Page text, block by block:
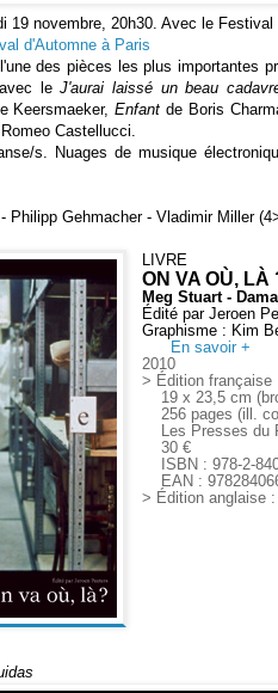
19 novembre, 20h30. Avec le Festival
d'Automne à Paris
des pièces les plus importantes
avec leJ'aurai laissé un beau
Keersmaeker,Enfant de Boris
Castellucci.
s. Nuages de musique
Philipp Gehmacher - Vladimir Miller
LIVRE
ON VA OÙ, LÀ
Meg Stuart -
Édité par Jeroen
Graphisme : Kim
En savoir +
2010
> Édition française
19 x 23,5 cm
256 pages (ill.
Les Presses du
30 €
ISBN : 978-2-
EAN :
> Édition anglaise :